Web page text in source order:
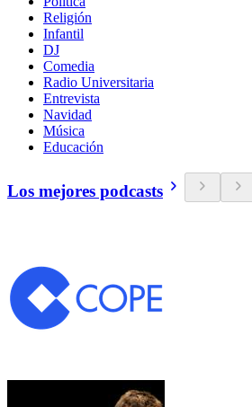
Religión
Infantil
DJ
Comedia
Radio Universitaria
Entrevista
Navidad
Música
Educación
Los mejores podcasts